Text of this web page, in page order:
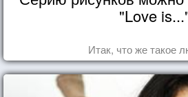
"Love
Итак, что же такое